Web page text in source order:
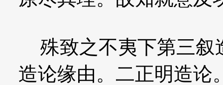
殊致之不夷下第三叙
造论缘由。二正明造论